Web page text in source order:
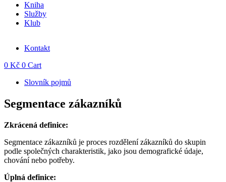
Kniha
Služby
Klub
Kontakt
0 Kč 0 Cart
Slovník pojmů
Segmentace zákazníků
Zkrácená definice:
Segmentace zákazníků je proces rozdělení zákazníků do skupin
podle společných charakteristik, jako jsou demografické údaje,
chování nebo potřeby.
Úplná definice: